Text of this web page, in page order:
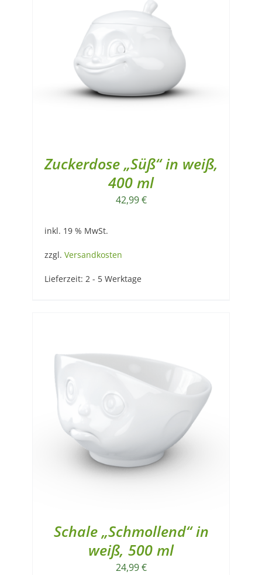
Zuckerdose „Süß“ in weiß,
400 ml
42,99€
inkl. 19 % MwSt.
zzgl. Versandkosten
Lieferzeit: 2 - 5 Werktage
Schale „Schmollend“ in
weiß, 500 ml
24,99€